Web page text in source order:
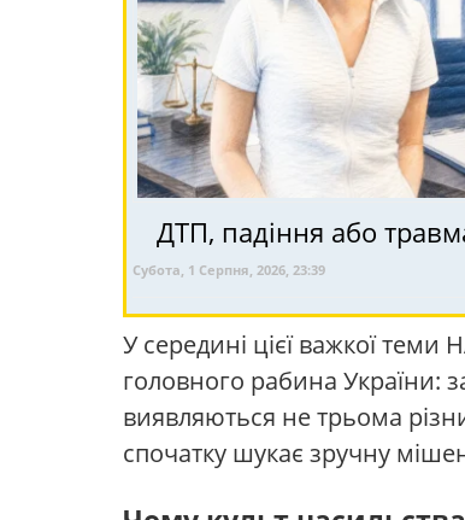
ДТП, падіння або
Субота, 1 Серпня, 2026, 23:39
У середині цієї важкої
головного рабина України:
виявляються не трьома
спочатку шукає зручну